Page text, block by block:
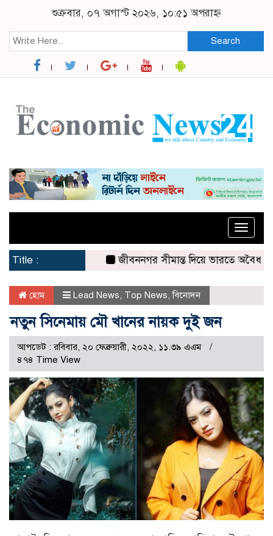
শুক্রবার, ০৭ অগাস্ট ২০২৬, ১০:৫১ অপরাহ্ন
Search
Toggle
Title :
জীবননগর সীমান্ত দিয়ে ভারতে অবৈধ
হোম Lead News Top News ,বিনোদন
নতুন সিনেমায় মৌ খানের নায়ক দুই জন
আপডেট : রবিবার, ২০ ফেব্রুয়ারী, ২০২২, ১১.৩৯ এএম
৪৭৪ Time View